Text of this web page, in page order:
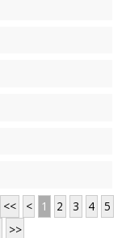
<< < 1 2 3 4
5
>>